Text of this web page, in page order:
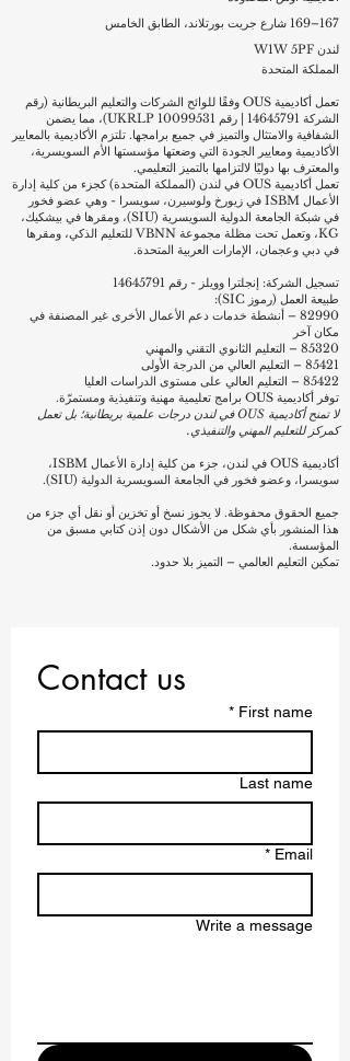
المكتب المسجل:
أكاديمية أوس المحدودة
167–169 شارع جريت بورتلاند، الطابق الخامس
لندن W1W 5PF
المملكة المتحدة
تعمل أكاديمية OUS وفقًا للوائح الشركات والتعليم البريطانية (رقم
الشركة 14645791| رقم UKRLP10099531)
الشفافية والامتثال والتميز في جميع برامجها. تلتزم الأكاديمية بالمعايير
الأكاديمية ومعايير الجودة التي وضعتها مؤسستها الأم السويسرية،
والمعترف بها دوليًا لالتزامها بالتميز التعليمي.
تعمل أكاديمية OUS في لندن (المملكة المتحدة) كجزء من كلية إدارة
الأعمال ISBM في زيورخ ولوسيرن، سويسرا - وهي عضو فخور
KG، وتعمل تحت مظلة مجموعة VBNN للتعليم الذكي، ومقرها
في دبي وعجمان، الإمارات العربية المتحدة.
تسجيل الشركة: إنجلترا وويلز - رقم
طبيعة العمل (رموز SIC):
82990 – أنشطة خدمات دعم الأعمال الأخرى غير المصنفة في
مكان آخر
85320 – التعليم الثانوي التقني والمهني
85421 – التعليم العالي من الدرجة الأولى
85422 – التعليم العالي على مستوى الدراسات العليا
لا تمنح أكاديمية OUS في لندن درجات علمية بريطانية؛ بل تعمل
كمركز للتعليم المهني والتنفيذي.
أكاديمية OUS في لندن، جزء من كلية إدارة الأعمال ISBM،
سويسرا، وعضو فخور في الجامعة السويسرية الدولية (SIU).
جميع الحقوق محفوظة. لا يجوز نسخ أو تخزين أو نقل أي جزء من
Contact us